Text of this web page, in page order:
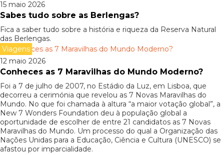
15 maio 2026
Sabes tudo sobre as Berlengas?
Fica a saber tudo sobre a história e riqueza da Reserva Natural
das Berlengas.
Viagens
12 maio 2026
Conheces as 7 Maravilhas do Mundo Moderno?
Foi a 7 de julho de 2007, no Estádio da Luz, em Lisboa, que
decorreu a cerimónia que revelou as 7 Novas Maravilhas do
Mundo. No que foi chamada à altura “a maior votação global”, a
New 7 Wonders Foundation deu à população global a
oportunidade de escolher de entre 21 candidatos as 7 Novas
Maravilhas do Mundo. Um processo do qual a Organização das
Nações Unidas para a Educação, Ciência e Cultura (UNESCO) se
afastou por imparcialidade.